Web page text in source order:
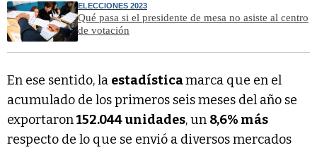
ELECCIONES 2023
Qué pasa si el presidente de mesa no asiste al centro
de votación
En ese sentido, la estadísticamarca que en el
acumulado de los primeros seis meses del año se
exportaron152.044 unidades, un 8,6% más
respecto de lo que se envió a diversos mercados